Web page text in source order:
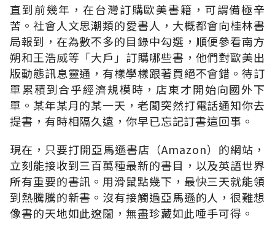
直到前幾年，在台灣訂購歐美書籍，可謂備極辛
苦。社會人文思潮類的愛書人，大概都會向桂林書
局報到，在為數不多的目錄中勾選，順便參看南方
朔和王浩威等「大戶」訂購哪些書，他們對歐美出
版動態訊息靈通，有樣學樣跟著買絕不會錯。待訂
單累積到合乎經濟規模時，店東才開始向國外下
單。某年某月的某一天，老闆突然打電話通知你去
提書，有時相隔久遠，你早已忘記訂書這回事。
現在，只要打開亞馬遜書店（Amazon）的網站，
立刻能接收到三百萬種最新的書目，以及英語世界
所有重要的書訊。用滑鼠點幾下，最快三天就能領
到熱騰騰的新書。沒有接觸過亞馬遜的人，很難想
像書的天地如此遼闊，無盡珍藏如此唾手可得。